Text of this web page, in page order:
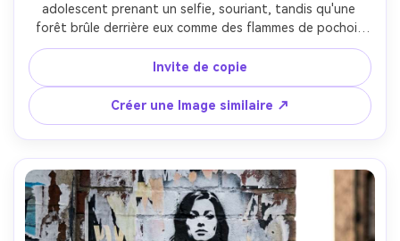
adolescent prenant un selfie, souriant, tandis qu'une
forêt brûle derrière eux comme des flammes de pochoir
simplifiées, des formes de découpe en noir et blanc, un
accent orange vif uniquement dans les flammes, texture
de mur en brique en détresse, surpulvérisation d'aérosol
et gouttes, humeur ironique sombre, forte composition
verticale avec le premier plan du téléphone, objectif
85mm, profondeur de champ peu profonde, éclairage
cinématographique doux-AR 4:5
Invite de copie
Créer une Image similaire ↗